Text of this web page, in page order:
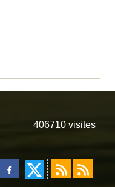
406710 visites